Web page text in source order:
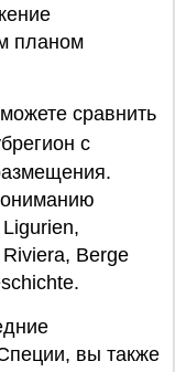
планом
сравнить
с
Berge
вы также